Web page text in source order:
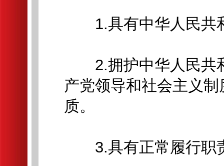
1.具有中华人民共
2.拥护中华人民共
产党领导和社会主义
质。
3.具有正常履行职